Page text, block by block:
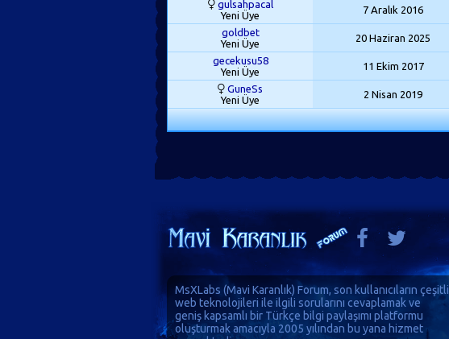
gulsahpacal
Yeni Üye
7 Aralık 2016
goldbet
Yeni Üye
20 Haziran 2025
gecekusu58
Yeni Üye
11 Ekim 2017
GuneSs
Yeni Üye
2 Nisan 2019
MsXLabs (Mavi Karanlık) Forum, son kullanıcıların çeşitli
web teknolojileri ile ilgili sorularını cevaplamak ve
geniş kapsamlı bir Türkçe bilgi paylaşımı platformu
oluşturmak amacıyla 2005 yılından bu yana hizmet